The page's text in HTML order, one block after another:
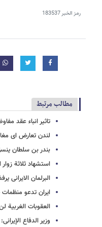
رمز الخبر183537
مطالب مرتبط
تاثیر انباء عقد
لندن تعارض ای
بندر بن سلطان
استشهاد ثلاثة زوار
البرلمان الایرانی
ایران تدعو
العقوبات الغربیة
وزیر الدفاع